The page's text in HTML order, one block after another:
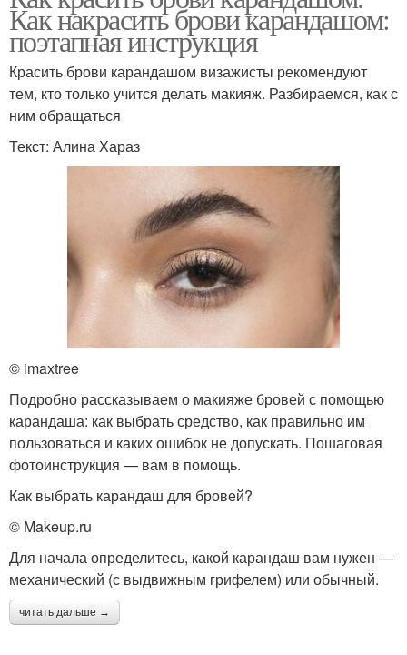
Как накрасить брови карандашом:
поэтапная инструкция
Красить брови карандашом визажисты рекомендуют
тем, кто только учится делать макияж. Разбираемся, как с
ним обращаться
Текст: Алина Хараз
© imaxtree
Подробно рассказываем о макияже бровей с помощью
карандаша: как выбрать средство, как правильно им
пользоваться и каких ошибок не допускать. Пошаговая
фотоинструкция — вам в помощь.
Как выбрать карандаш для бровей?
© Makeup.ru
Для начала определитесь, какой карандаш вам нужен —
механический (с выдвижным грифелем) или обычный.
читать дальше →